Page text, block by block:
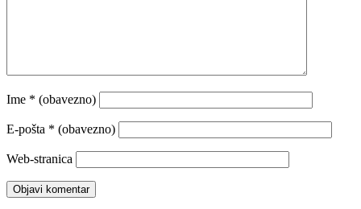
Ime * (obavezno)
E-pošta * (obavezno)
Web-stranica